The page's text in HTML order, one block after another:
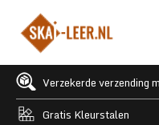
Verzekerde verzending
Gratis Kleurstalen